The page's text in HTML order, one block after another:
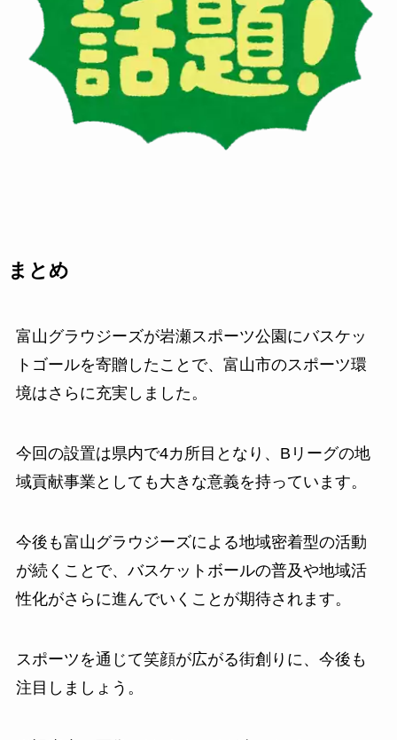
まとめ
富山グラウジーズが岩瀬スポーツ公園にバスケッ
トゴールを寄贈したことで、富山市のスポーツ環
境はさらに充実しました。
今回の設置は県内で4カ所目となり、Bリーグの地
域貢献事業としても大きな意義を持っています。
今後も富山グラウジーズによる地域密着型の活動
が続くことで、バスケットボールの普及や地域活
性化がさらに進んでいくことが期待されます。
スポーツを通じて笑顔が広がる街創りに、今後も
注目しましょう。